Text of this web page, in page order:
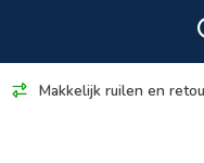
Makkelijk ruilen en